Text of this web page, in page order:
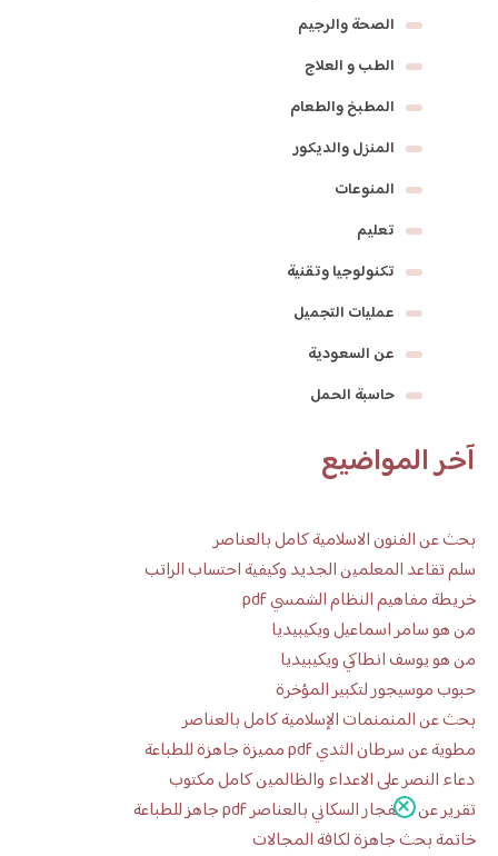
الصحة والرجيم
الطب و العلاج
المطبخ والطعام
المنزل والديكور
المنوعات
تعليم
تكنولوجيا وتقنية
عمليات التجميل
عن السعودية
حاسبة الحمل
آخر المواضيع
بحث عن الفنون الاسلامية كامل بالعناصر
سلم تقاعد المعلمين الجديد وكيفية احتساب الراتب
خريطة مفاهيم النظام الشمسي pdf
من هو سامر اسماعيل ويكيبيديا
من هو يوسف انطاكي ويكيبيديا
حبوب موسيجور لتكبير المؤخرة
بحث عن المنمنمات الإسلامية كامل بالعناصر
مطوية عن سرطان الثدي pdf مميزة جاهزة للطباعة
دعاء النصر على الاعداء والظالمين كامل مكتوب
تقرير عن الانفجار السكاني بالعناصر pdf جاهز للطباعة
خاتمة بحث جاهزة لكافة المجالات